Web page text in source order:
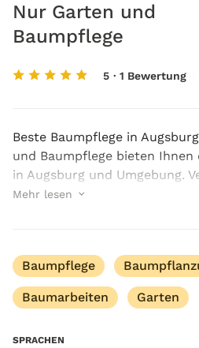
Nur Garten und
Baumpflege
5 · 1 Bewertung
Beste Baumpflege in
und Baumpflege bieten Ihnen
in Augsburg und Umgebung.
Profi, denn wir sorgen dafür,
Mehr lesen
Baumpflege
Baumarbeiten Garten
SPRACHEN